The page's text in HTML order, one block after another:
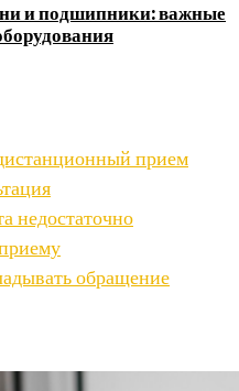
и подшипники: важные
прием
недостаточно
обращение